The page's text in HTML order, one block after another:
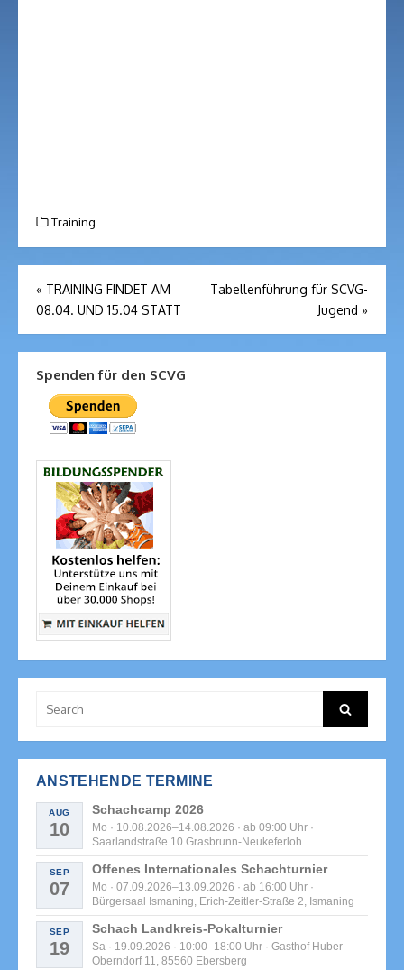
Training
Beitragsnavigation
« TRAINING FINDET AM
08.04. UND 15.04 STATT
Tabellenführung für SCVG-
Jugend »
Spenden für den SCVG
for:
Search
ANSTEHENDE TERMINE
AUG
10
Schachcamp 2026
Mo · 10.08.2026–14.08.2026 · ab 09:00 Uhr ·
Saarlandstraße 10 Grasbrunn-Neukeferloh
SEP
07
Offenes Internationales Schachturnier
Mo · 07.09.2026–13.09.2026 · ab 16:00 Uhr ·
Bürgersaal Ismaning, Erich-Zeitler-Straße 2, Ismaning
SEP
19
Schach Landkreis-Pokalturnier
Sa · 19.09.2026 · 10:00–18:00 Uhr · Gasthof Huber
Oberndorf 11, 85560 Ebersberg